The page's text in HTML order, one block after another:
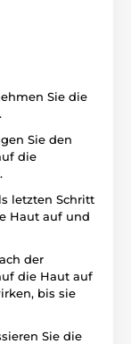
Sie die
Sie den
die
letzten Schritt
Haut auf und
der
die Haut auf
bis sie
Sie die